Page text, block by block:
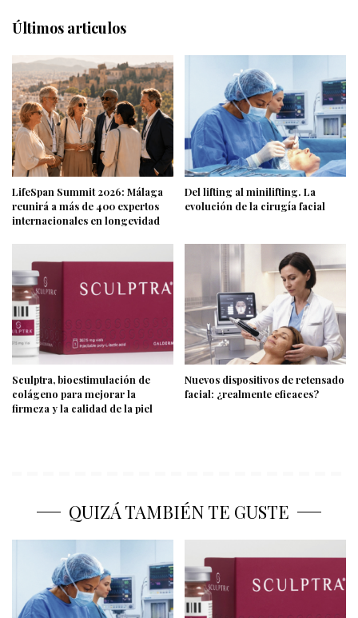
Últimos articulos
LifeSpan Summit 2026: Málaga
reunirá a más de 400 expertos
internacionales en longevidad
Del lifting al minilifting. La
evolución de la cirugía facial
Sculptra, bioestimulación de
colágeno para mejorar la
firmeza y la calidad de la piel
Nuevos dispositivos de retensado
facial: ¿realmente eficaces?
QUIZÁ TAMBIÉN TE GUSTE